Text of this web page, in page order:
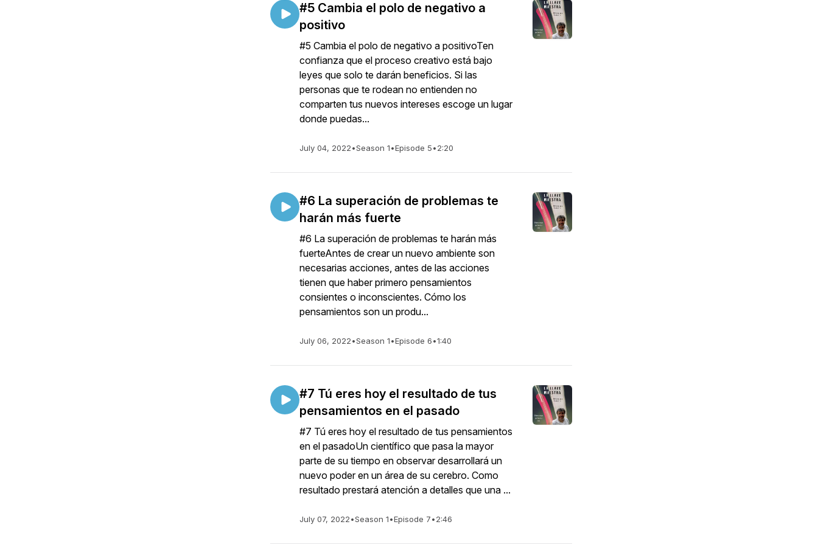
#5 Cambia el polo de negativo a
positivo
#5 Cambia el polo de negativo a positivoTen
confianza que el proceso creativo está bajo
leyes que solo te darán beneficios. Si las
personas que te rodean no entienden no
comparten tus nuevos intereses escoge un lugar
donde puedas...
July 04, 2022•Season 1•Episode 5•2:20
#6 La superación de problemas te
harán más fuerte
#6 La superación de problemas te harán más
fuerteAntes de crear un nuevo ambiente son
necesarias acciones, antes de las acciones
tienen que haber primero pensamientos
consientes o inconscientes. Cómo los
pensamientos son un produ...
July 06, 2022•Season 1•Episode 6•1:40
#7 Tú eres hoy el resultado de tus
pensamientos en el pasado
#7 Tú eres hoy el resultado de tus pensamientos
en el pasadoUn científico que pasa la mayor
parte de su tiempo en observar desarrollará un
nuevo poder en un área de su cerebro. Como
resultado prestará atención a detalles que una ...
July 07, 2022•Season 1•Episode 7•2:46